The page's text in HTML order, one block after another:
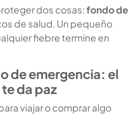
dos cosas:fondo de
de salud. Un pequeño
fiebre termine en
de emergencia: el
da paz
viajar o comprar algo